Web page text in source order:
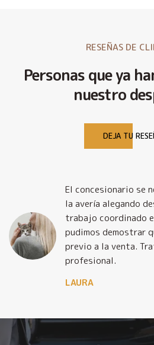
RESEÑAS DE
Personas que ya
nuestro
DEJA TU
El concesionario se
la avería alegando
trabajo coordinado
pudimos demostrar
previo a la venta.
profesional.
LAURA